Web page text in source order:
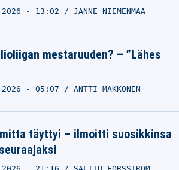
- 13:02 JANNE NIEMENMAA
mestaruuden? – ”Lähes
- 05:07 ANTTI MAKKONEN
täyttyi – ilmoitti suosikkinsa